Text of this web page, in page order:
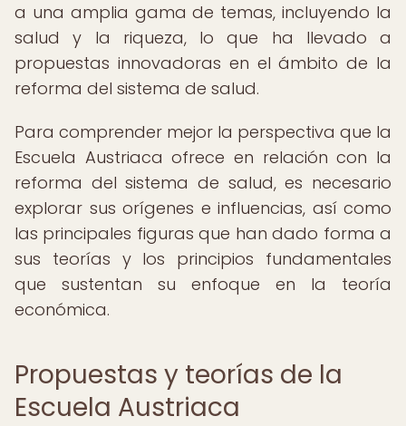
a una amplia gama de temas, incluyendo la
salud y la riqueza, lo que ha llevado a
propuestas innovadoras en el ámbito de la
reforma del sistema de salud.
Para comprender mejor la perspectiva que la
Escuela Austriaca ofrece en relación con la
reforma del sistema de salud, es necesario
explorar sus orígenes e influencias, así como
las principales figuras que han dado forma a
sus teorías y los principios fundamentales
que sustentan su enfoque en la teoría
económica.
Propuestas y teorías de la
Escuela Austriaca